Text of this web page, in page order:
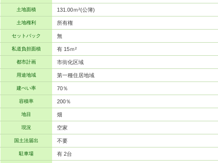
土地面積 131.00ｍ²(公簿)
土地権利 所有権
セットバック 無
私道負担面積 有 15ｍ²
都市計画 市街化区域
用途地域 第一種住居地域
建ぺい率 70％
容積率 200％
地目 畑
現況 空家
国土法届出 不要
駐車場 有 2台